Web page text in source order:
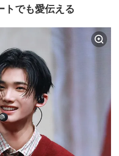
トでも愛伝える